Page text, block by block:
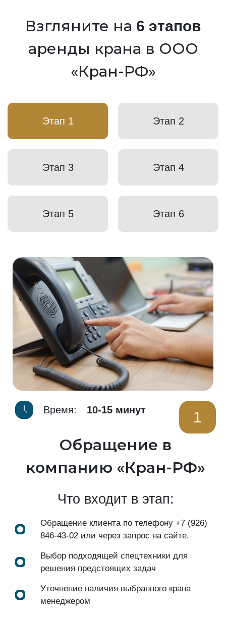
Взгляните на 6 этапов
аренды крана в ООО
«Кран-РФ»
Этап 1 Этап 2
Этап 3 Этап 4
Этап 5 Этап 6
Время: 10-15 минут 1
Обращение в
компанию «Кран-РФ»
Что входит в этап:
Обращение клиента по телефону +7 (926)
846-43-02 или через запрос на сайте.
Выбор подходящей спецтехники для
решения предстоящих задач
Уточнение наличия выбранного крана
менеджером